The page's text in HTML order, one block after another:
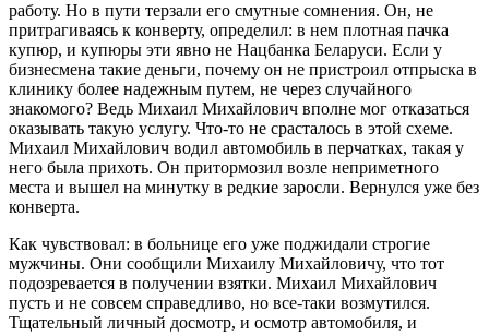
работу. Но в пути терзали его смутные сомнения. Он, не
притрагиваясь к конверту, определил: в нем плотная пачка
купюр, и купюры эти явно не Нацбанка Беларуси. Если у
бизнесмена такие деньги, почему он не пристроил отпрыска в
клинику более надежным путем, не через случайного
знакомого? Ведь Михаил Михайлович вполне мог отказаться
оказывать такую услугу. Что-то не срасталось в этой схеме.
Михаил Михайлович водил автомобиль в перчатках, такая у
него была прихоть. Он притормозил возле неприметного
места и вышел на минутку в редкие заросли. Вернулся уже без
конверта.
Как чувствовал: в больнице его уже поджидали строгие
мужчины. Они сообщили Михаилу Михайловичу, что тот
подозревается в получении взятки. Михаил Михайлович
пусть и не совсем справедливо, но все-таки возмутился.
Тщательный личный досмотр, и осмотр автомобиля, и